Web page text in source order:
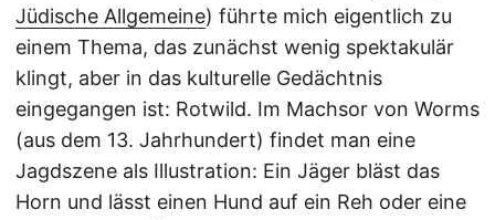
Jüdische Allgemeine) führte mich eigentlich zu
einem Thema, das zunächst wenig spektakulär
klingt, aber in das kulturelle Gedächtnis
eingegangen ist: Rotwild. Im Machsor von Worms
(aus dem 13. Jahrhundert) findet man eine
Jagdszene als Illustration: Ein Jäger bläst das
Horn und lässt einen Hund auf ein Reh oder eine